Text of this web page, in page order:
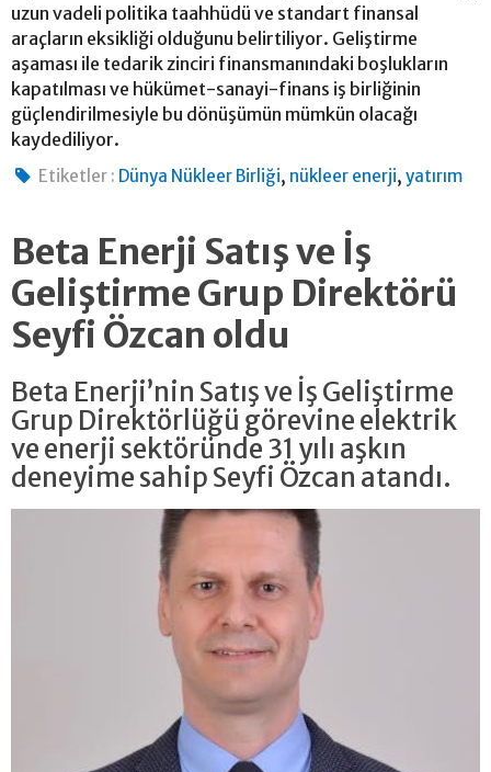
uzun vadeli politika taahhüdü ve standart finansal
araçların eksikliği olduğunu belirtiliyor. Geliştirme
aşaması ile tedarik zinciri finansmanındaki boşlukların
kapatılması ve hükümet-sanayi-finans iş birliğinin
güçlendirilmesiyle bu dönüşümün mümkün olacağı
kaydediliyor.
Etiketler : Dünya Nükleer Birliği, nükleer enerji,yatırım
Beta Enerji Satış ve İş
Geliştirme Grup Direktörü
Seyfi Özcan oldu
Beta Enerji’nin Satış ve İş Geliştirme
Grup Direktörlüğü görevine elektrik
ve enerji sektöründe 31 yılı aşkın
deneyime sahip Seyfi Özcan atandı.